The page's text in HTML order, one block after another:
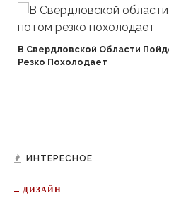
В Свердловской Области
Резко Похолодает
ИНТЕРЕСНОЕ
ДИЗАЙН